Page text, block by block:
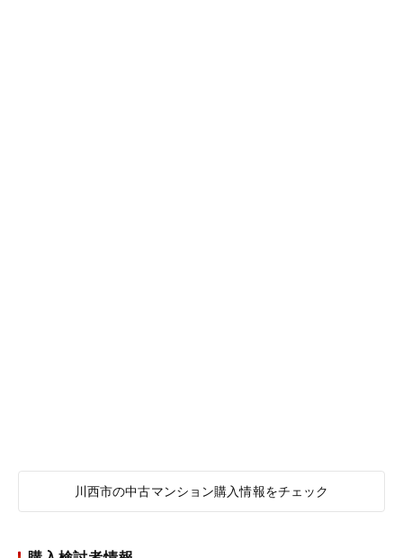
川西市の中古マンション購入情報をチェック